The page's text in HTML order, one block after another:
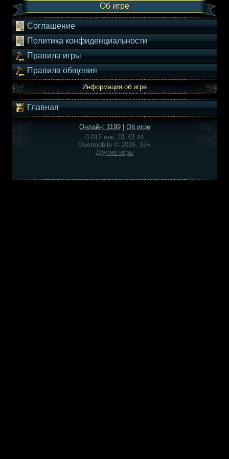
Об игре
Соглашение
Политика конфиденциальности
Правила игры
Правила общения
Информация об игре
Главная
Онлайн: 1199| Об игре
0.012 сек, 01:43:44
Overmobile © 2026, 16+
Другие игры